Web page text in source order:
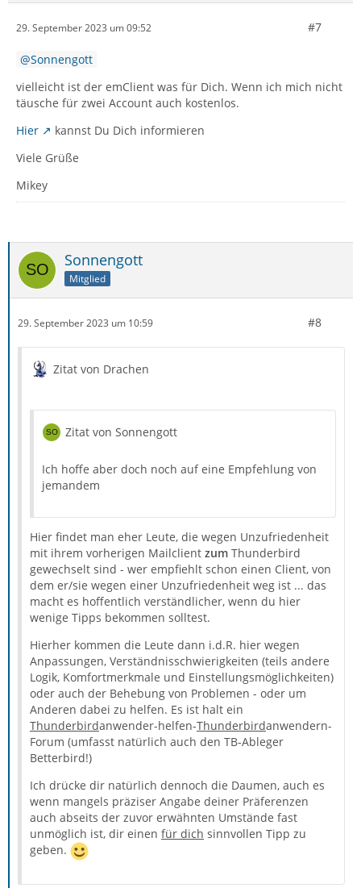
29. September 2023 um 09:52 #7
Sonnengott
vielleicht ist der emClient was für Dich. Wenn ich mich nicht
täusche für zwei Account auch kostenlos.
Hier
kannst Du Dich informieren
Viele Grüße
Mikey
Sonnengott
Mitglied
29. September 2023 um 10:59 #8
Zitat von Drachen
Zitat von Sonnengott
Ich hoffe aber doch noch auf eine Empfehlung von
jemandem
Hier findet man eher Leute, die wegen Unzufriedenheit
mit ihrem vorherigen Mailclient zum Thunderbird
gewechselt sind - wer empfiehlt schon einen Client, von
dem er/sie wegen einer Unzufriedenheit weg ist ... das
macht es hoffentlich verständlicher, wenn du hier
wenige Tipps bekommen solltest.
Hierher kommen die Leute dann i.d.R. hier wegen
Anpassungen, Verständnisschwierigkeiten (teils andere
Logik, Komfortmerkmale und Einstellungsmöglichkeiten)
oder auch der Behebung von Problemen - oder um
Anderen dabei zu helfen. Es ist halt ein
Thunderbirdanwender-helfen-Thunderbirdanwendern-
Forum (umfasst natürlich auch den TB-Ableger
Betterbird!)
Ich drücke dir natürlich dennoch die Daumen, auch es
wenn mangels präziser Angabe deiner Präferenzen
auch abseits der zuvor erwähnten Umstände fast
unmöglich ist, dir einen für dich sinnvollen Tipp zu
geben.